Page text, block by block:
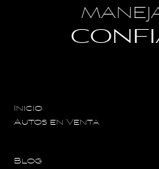
Inicio
Autos en Venta
Blog